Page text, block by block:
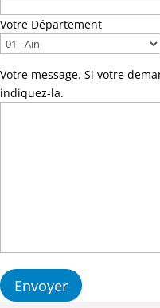
Votre Département
Votre message. Si votre
indiquez-la.